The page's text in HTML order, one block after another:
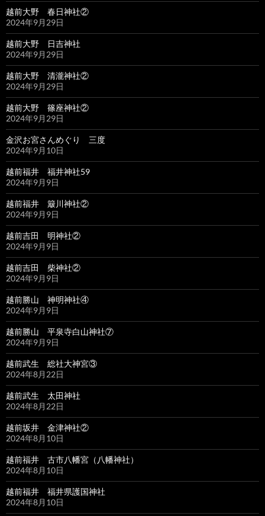
越前大野 春日神社②
2024年9月29日
越前大野 日吉神社
2024年9月29日
越前大野 清瀧神社②
2024年9月29日
越前大野 篠座神社②
2024年9月29日
金沢お宮さんめぐり 三度
2024年9月10日
越前福井 福井神社59
2024年9月9日
越前福井 簸川神社②
2024年9月9日
越前吉田 明神社②
2024年9月9日
越前吉田 柴神社②
2024年9月9日
越前勝山 神明神社④
2024年9月9日
越前勝山 平泉寺白山神社⑦
2024年9月9日
越前武生 総社大神宮③
2024年8月22日
越前武生 太田神社
2024年8月22日
越前坂井 金津神社②
2024年8月10日
越前福井 古市八幡宮（八幡神社）
2024年8月10日
越前福井 福井県護国神社
2024年8月10日